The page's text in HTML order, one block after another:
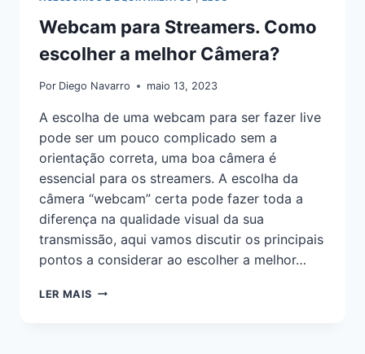
Webcam para Streamers. Como
escolher a melhor Câmera?
Por Diego Navarro maio 13, 2023
A escolha de uma webcam para ser fazer live
pode ser um pouco complicado sem a
orientação correta, uma boa câmera é
essencial para os streamers. A escolha da
câmera “webcam” certa pode fazer toda a
diferença na qualidade visual da sua
transmissão, aqui vamos discutir os principais
pontos a considerar ao escolher a melhor…
LER MAIS